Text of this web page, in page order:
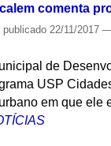
comenta
publicado 22/11/2017
de
USP
em que ele